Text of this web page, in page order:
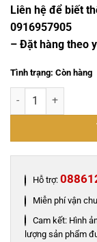
Liên hệ để biết
0916957905
– Đặt hàng theo
Tình trạng: Còn hàng
Túi xách nữ cá đuối
Hỗ trợ:
Miễn phí vận
Cam kết: Hình
lượng sản phẩm